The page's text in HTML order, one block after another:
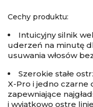
Cechy produktu:
Intuicyjny silnik
uderzeń na minutę
usuwania włosów
Szerokie stałe
X-Pro i jedno czarne
zapewniające
i wyjątkowo ostre linie